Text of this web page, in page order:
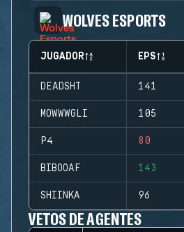
WOLVES ESPORTS
JUGADOR EPS
DEADSHT 141
MOWWWGLI 105
P4 80
BIBOOAF 143
SHIINKA 96
VETOS DE AGENTES